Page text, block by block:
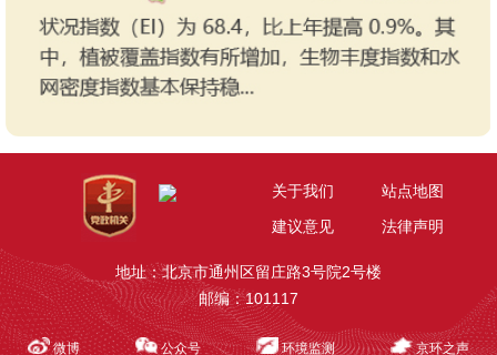
关于我们
站点地图
建议意见
法律声明
地址：北京市通州区留庄路3号院2号楼
邮编：101117
微博 公众号 环境监测 京环之声